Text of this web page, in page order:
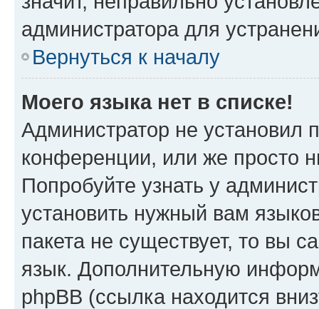
администратора для
Вернуться к началу
Моего языка нет в списке!
Администратор не установил
конференции, или же просто
Попробуйте узнать у
установить нужный вам
пакета не существует, то вы
язык. Дополнительную
phpBB (ссылка находится